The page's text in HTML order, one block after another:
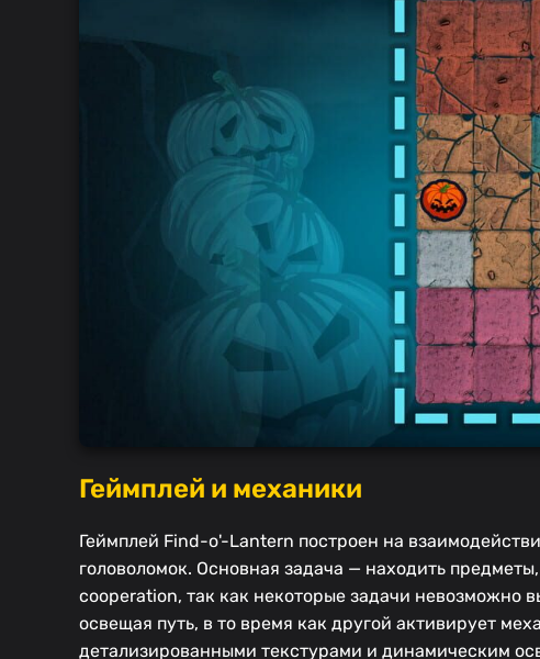
Геймплей и механики
Геймплей Find-o'-Lantern построен на
головоломок. Основная задача — находить
cooperation, так как некоторые задачи невозможно
освещая путь, в то время как другой активирует
детализированными текстурами и динамическим